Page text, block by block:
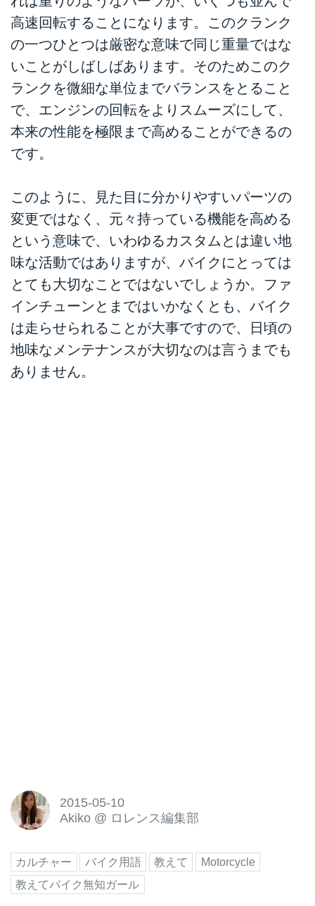
高速回転することになります。このクランク
の一つひとつは厳密な意味で同じ重量ではな
いことがしばしばあります。そのためこのク
ランクを微細な単位までバランスをとること
で、エンジンの回転をよりスムーズにして、
本来の性能を極限まで高めることができるの
です。
このように、見た目に分かりやすいパーツの
変更ではなく、元々持っている機能を高める
という意味で、いわゆるカスタムとは違い地
味な活動ではありますが、バイクにとっては
とても大切なことではないでしょうか。ファ
インチューンとまではいかなくとも、バイク
は走らせられることが大事ですので、日頃の
地味なメンテナンスが大切なのは言うまでも
ありません。
2015-05-10
Akiko @ ロレンス編集部
カルチャー バイク用語 教えて
Motorcycle
教えてバイク無知ガール